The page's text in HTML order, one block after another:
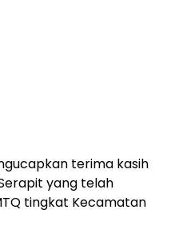
terima kasih
yang telah
tingkat Kecamatan